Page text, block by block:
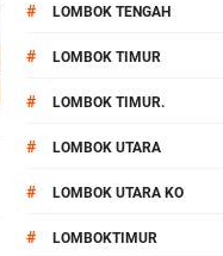
# LOMBOK TENGAH
# LOMBOK TIMUR
# LOMBOK TIMUR.
# LOMBOK UTARA
# LOMBOK UTARA KO
# LOMBOKTIMUR